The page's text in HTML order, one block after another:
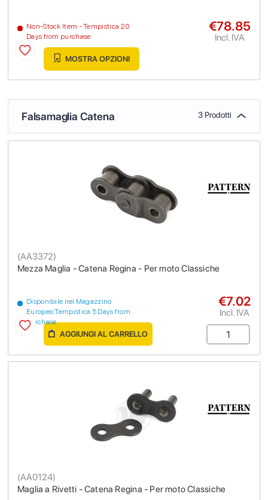
Non-Stock Item - Tempistica 20
Days from purchase
€78.85
Incl. IVA
MOSTRA OPZIONI
Falsamaglia Catena 3 Prodotti
Mezza Maglia - Catena Regina - Per moto Classiche
(AA3372)
Disponibile nel Magazzino
Europeo Tempistica 5 Days from
purchase
€7.02
Incl. IVA
AGGIUNGI AL CARRELLO
Maglia a Rivetti - Catena Regina - Per moto Classiche
(AA0124)